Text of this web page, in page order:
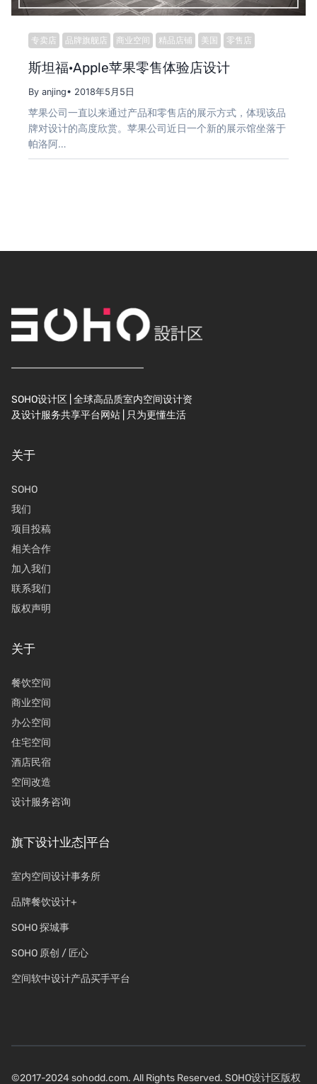
专卖店 品牌旗舰店 商业空间 精品店铺 美国 零售店
斯坦福·Apple苹果零售体验店设计
By anjing• 2018年5月5日
苹果公司一直以来通过产品和零售店的展示方式，体现该品
牌对设计的高度欣赏。苹果公司近日一个新的展示馆坐落于
帕洛阿…
SOHO设计区 | 全球高品质室内空间设计资
及设计服务共享平台网站 | 只为更懂生活
关于
SOHO
我们
项目投稿
相关合作
加入我们
联系我们
版权声明
关于
餐饮空间
商业空间
办公空间
住宅空间
酒店民宿
空间改造
设计服务咨询
旗下设计业态|平台
室内空间设计事务所
品牌餐饮设计+
SOHO 探城事
SOHO 原创 / 匠心
空间软中设计产品买手平台
©2017-2024 sohodd.com. All Rights Reserved. SOHO设计区版权